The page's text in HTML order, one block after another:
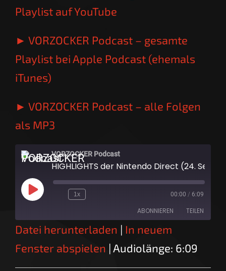
Playlist auf YouTube
► VORZOCKER Podcast – gesamte
Playlist bei Apple Podcast (ehemals
iTunes)
► VORZOCKER Podcast – alle Folgen
als MP3
VORZOCKER Podcast
Play
Episode
1x 00:00 / 6:09
ABONNIEREN TEILEN
RSS FEED
TEILEN
Datei herunterladen | In neuem
Fenster abspielen | Audiolänge: 6:09